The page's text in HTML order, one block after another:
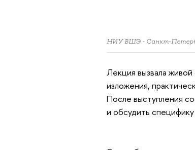
НИУ ВШЭ - Санкт-
Лекция вызвала
изложения,
После выступления
и обсудить